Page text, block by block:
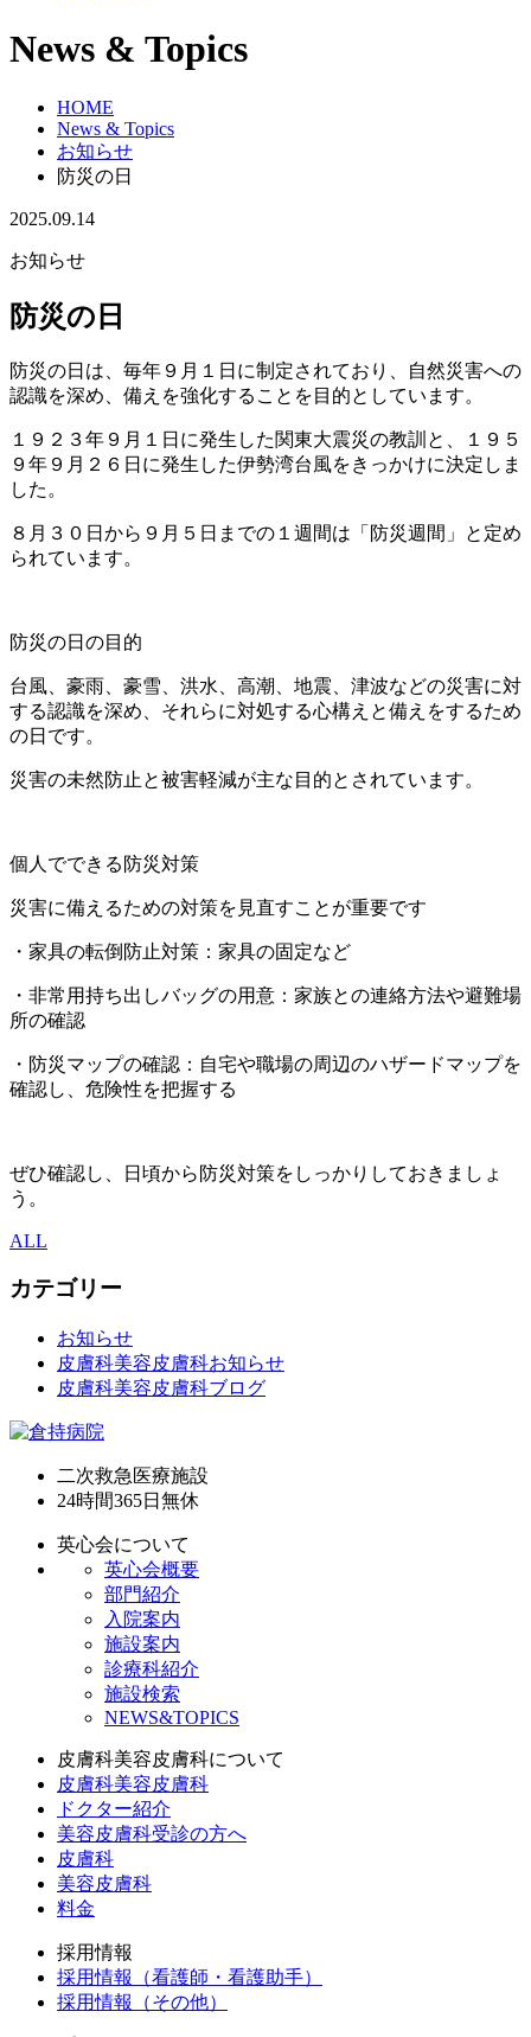
News & Topics
HOME
News & Topics
お知らせ
防災の日
2025.09.14
お知らせ
防災の日
防災の日は、毎年９月１日に制定されており、自然災害への
認識を深め、備えを強化することを目的としています。
１９２３年９月１日に発生した関東大震災の教訓と、１９５
９年９月２６日に発生した伊勢湾台風をきっかけに決定しま
した。
８月３０日から９月５日までの１週間は「防災週間」と定め
られています。
防災の日の目的
台風、豪雨、豪雪、洪水、高潮、地震、津波などの災害に対
する認識を深め、それらに対処する心構えと備えをするため
の日です。
災害の未然防止と被害軽減が主な目的とされています。
個人でできる防災対策
災害に備えるための対策を見直すことが重要です
・家具の転倒防止対策：家具の固定など
・非常用持ち出しバッグの用意：家族との連絡方法や避難場
所の確認
・防災マップの確認：自宅や職場の周辺のハザードマップを
確認し、危険性を把握する
ぜひ確認し、日頃から防災対策をしっかりしておきましょ
う。
ALL
カテゴリー
お知らせ
皮膚科美容皮膚科お知らせ
皮膚科美容皮膚科ブログ
二次救急医療施設
24時間365日 無休
英心会について
英心会概要
部門紹介
入院案内
施設案内
診療科紹介
施設検索
NEWS&TOPICS
皮膚科美容皮膚科について
皮膚科美容皮膚科
ドクター紹介
美容皮膚科受診の方へ
皮膚科
美容皮膚科
料金
採用情報
採用情報（看護師・看護助手）
採用情報（その他）